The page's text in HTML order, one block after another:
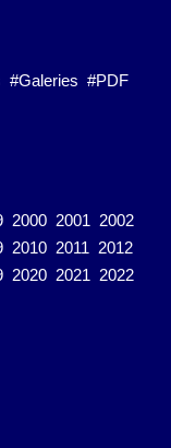
#Galeries #PDF
2000 2001 2002
2010 2011 2012
2020 2021 2022